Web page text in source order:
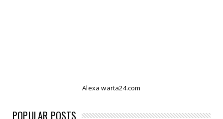
Alexa warta24.com
POPULAR POSTS